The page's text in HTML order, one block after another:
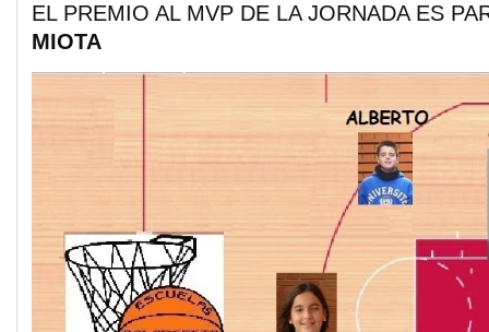
EL PREMIO AL MVP DE LA JORNADA ES
MIOTA